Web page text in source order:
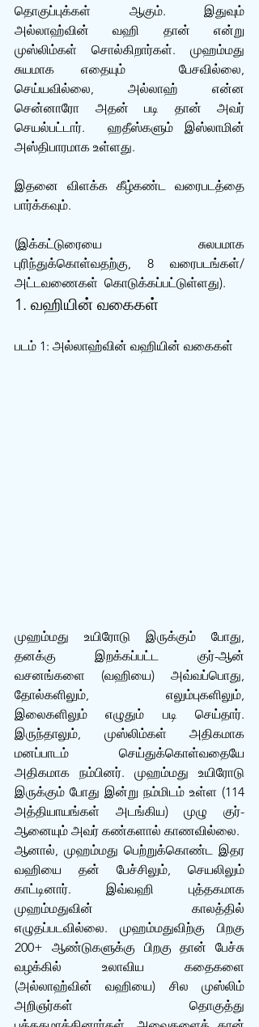
தொகுப்புக்கள் ஆகும். இதுவும்
அல்லாஹ்வின் வஹி தான் என்று
முஸ்லிம்கள் சொல்கிறார்கள். முஹம்மது
சுயமாக எதையும்  பேசவில்லை,
செய்யவில்லை, அல்லாஹ் என்ன
சென்னாரோ அதன் படி தான் அவர்
செயல்பட்டார்.  ஹதீஸ்களும் இஸ்லாமின்
அஸ்திபாரமாக உள்ளது.
இதனை விளக்க கீழ்கண்ட வரைபடத்தை
பார்க்கவும்.
(இக்கட்டுரையை சுலபமாக
புரிந்துக்கொள்வதற்கு, 8 வரைபடங்கள்/
அட்டவணைகள்  கொடுக்கப்பட்டுள்ளது).
1. வஹியின் வகைகள்
படம் 1: அல்லாஹ்வின் வஹியின் வகைகள்
முஹம்மது உயிரோடு இருக்கும் போது,
தனக்கு இறக்கப்பட்ட குர்-ஆன்
வசனங்களை (வஹியை) அவ்வப்பொது,
தோல்களிலும், எலும்புகளிலும்,
இலைகளிலும் எழுதும் படி செய்தார்.
இருந்தாலும், முஸ்லிம்கள் அதிகமாக
மனப்பாடம் செய்துக்கொள்வதையே
அதிகமாக நம்பினர். முஹம்மது உயிரோடு
இருக்கும் போது இன்று நம்மிடம் உள்ள (114
அத்தியாயங்கள் அடங்கிய) முழு குர்-
ஆனையும் அவர் கண்களால் காணவில்லை.
ஆனால், முஹம்மது பெற்றுக்கொண்ட இதர
வஹியை தன் பேச்சிலும், செயலிலும்
காட்டினார். இவ்வஹி புத்தகமாக
முஹம்மதுவின் காலத்தில்
எழுதப்படவில்லை. முஹம்மதுவிற்கு பிறகு
200+ ஆண்டுகளுக்கு பிறகு தான் பேச்சு
வழக்கில் உலாவிய கதைகளை
(அல்லாஹ்வின் வஹியை) சில முஸ்லிம்
அறிஞர்கள் தொகுத்து